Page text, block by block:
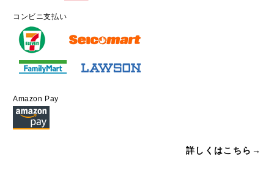
コンビニ支払い
Amazon Pay
詳しくはこちら→